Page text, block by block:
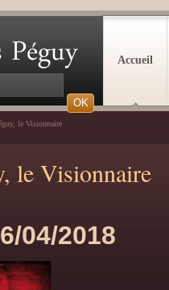
Accueil
le Visionnaire
le Visionnaire
04/2018